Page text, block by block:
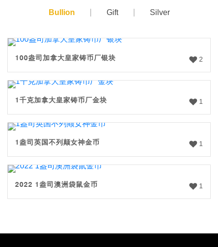
Bullion Gift Silver
2
100盎司加拿大皇家铸币厂银块
1
1千克加拿大皇家铸币厂金块
1
1盎司英国不列颠女神金币
1
2022 1盎司澳洲袋鼠金币